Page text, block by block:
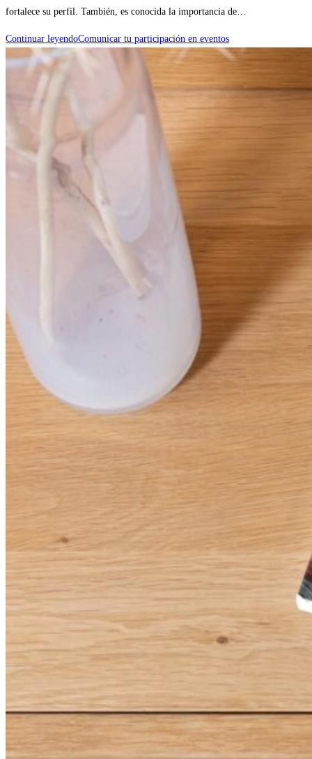
fortalece su perfil. También, es conocida la importancia de…
Continuar leyendoComunicar tu participación en eventos